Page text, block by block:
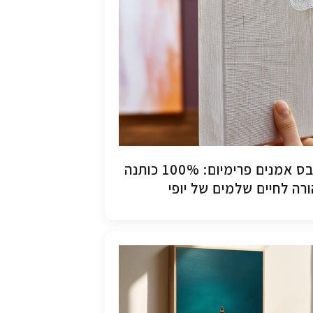
קנבס אמנים פרימיום: 100% כותנה
לחיים שלמים של יופי